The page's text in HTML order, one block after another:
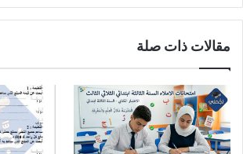
مقالات ذات صلة